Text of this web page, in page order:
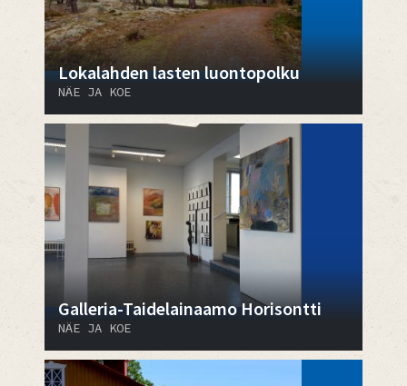
Lokalahden lasten luontopolku
NÄE JA KOE
Galleria-Taidelainaamo Horisontti
NÄE JA KOE